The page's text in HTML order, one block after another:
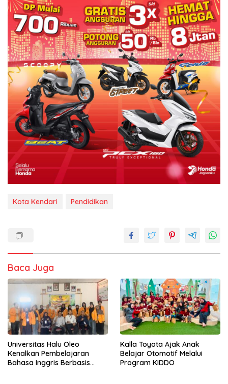
Kota Kendari Pendidikan
Baca Juga
Universitas Halu Oleo
Kenalkan Pembelajaran
Bahasa Inggris Berbasis
Kalla Toyota Ajak Anak
Belajar Otomotif Melalui
Program KIDDO